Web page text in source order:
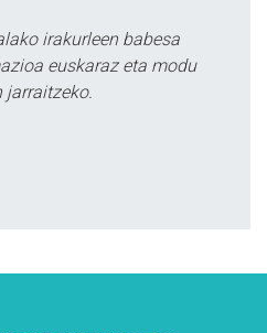
irakurleen babesa
euskaraz eta modu
jarraitzeko.